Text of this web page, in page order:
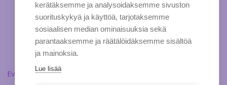
Evästeasetukset
kerätäksemme ja analysoidaksemme sivuston
suorituskykyä ja käyttöä, tarjotaksemme
sosiaalisen median ominaisuuksia sekä
parantaaksemme ja räätälöidäksemme sisältöä
ja mainoksia.
Lue lisää